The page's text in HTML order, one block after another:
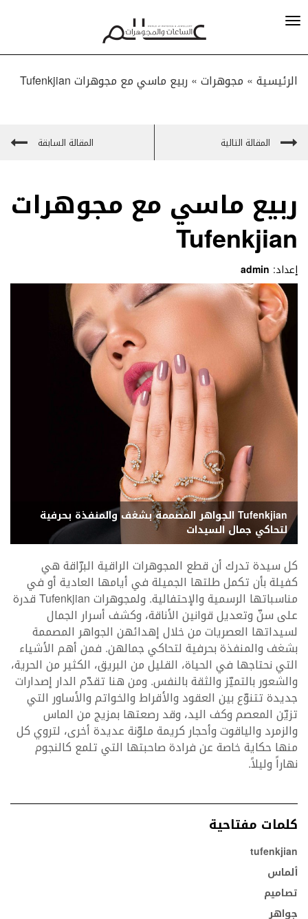
الرئيسية » مجوهرات» ربيع ماسي مع مجوهرات Tufenkjian
المقالة التالية المقالة السابقة
ربيع ماسي مع مجوهرات
Tufenkjian
إعداد: admin
Tufenkjian الجواهر المصممة بشغف والمنفذة بحرفية
لتحاكي جمال السيدات
كل سيدة تدرك أن قطع المجوهرات الراقية البرّاقة هي
كفيلة بأن تكمل طلتها الجميلة في أيامها العادية أو في
مناسباتها الرسمية والإحتفالية. ولمجوهرات Tufenkjian قدرة
على سنّ وتعديل قوانين الأناقة، وكشف أسرار الجمال
لسيداتها العصريات من خلال إهدائهن الجواهر المصممة
بشغف والمنفذة بحرفية لتحاكي جمالهن. فمن أهم الأشياء
التي نحتاجها في الحياة، القليل من البريق، الكثير من الحرية،
والشعور بالتميّز والثقة بالنفس. ومن هنا تقدّم الدار إصدارات
جديدة تتنوّع بين العقود والأقراط والخواتم والأساور التي
تزيّن المعصم وكف اليد، وقد رصعتها بمزيج من الماس
والزمرد والياقوت وأحجار كريمة ملوّنة عديدة أخرى، لتروي كل
منها حكاية خاصة عن فرادة صاحبتها التي تلمع كالنجوم
نهاراً وليلاً.
كلمات مفتاحية
tufenkjian
ألماس
تصاميم
جواهر